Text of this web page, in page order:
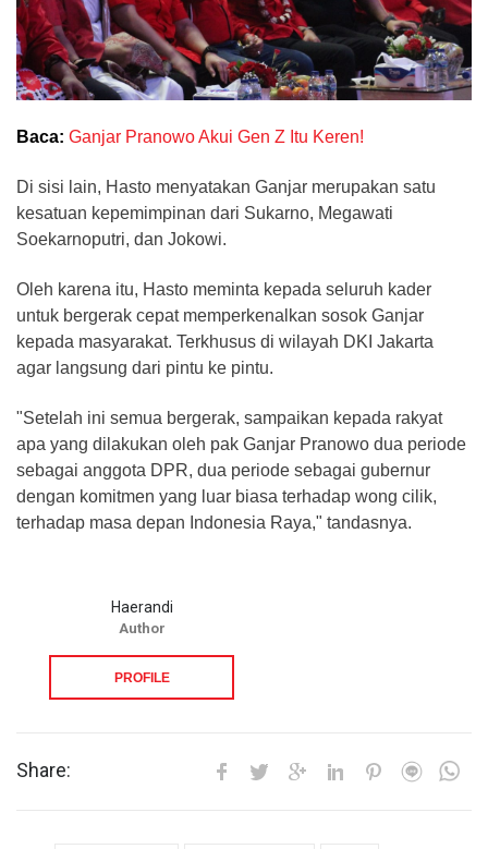
Baca: Ganjar Pranowo Akui Gen Z Itu Keren!
Di sisi lain, Hasto menyatakan Ganjar merupakan satu
kesatuan kepemimpinan dari Sukarno, Megawati
Soekarnoputri, dan Jokowi.
Oleh karena itu, Hasto meminta kepada seluruh kader
untuk bergerak cepat memperkenalkan sosok Ganjar
kepada masyarakat. Terkhusus di wilayah DKI Jakarta
agar langsung dari pintu ke pintu.
"Setelah ini semua bergerak, sampaikan kepada rakyat
apa yang dilakukan oleh pak Ganjar Pranowo dua periode
sebagai anggota DPR, dua periode sebagai gubernur
dengan komitmen yang luar biasa terhadap wong cilik,
terhadap masa depan Indonesia Raya," tandasnya.
Haerandi
Author
PROFILE
Share: